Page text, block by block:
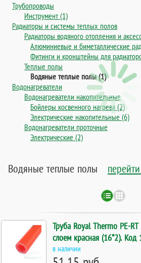
Трубопроводы
Инструмент (1)
Радиаторы и системы теплых полов
Радиаторы водяного отопления и
Алюминиевые и биметаллические
Фитинги и кронштейны для
Теплые полы
Водяные теплые полы (1)
Водонагреватели
Водонагреватели накопительные
Бойлеры косвенного нагрева (2)
Электрические накопительные (6)
Водонагреватели проточные
Электрические (2)
Водяные теплые полы
Труба Royal Thermo PE-
слоем красная (16*2). Код
в наличии